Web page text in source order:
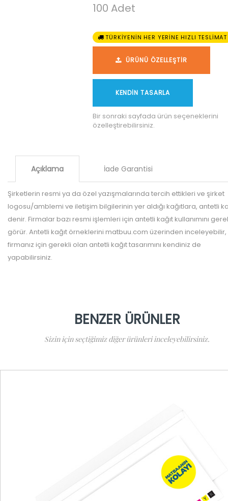
100 Adet
TÜRKİYENİN HER YERİNE HIZLI TESLİMAT
ÜRÜNÜ ÖZELLEŞTİR
KENDİN TASARLA
Bir sonraki sayfada ürün seçeneklerini
özelleştirebilirsiniz.
Açıklama İade Garantisi
Şirketlerin resmi ya da özel yazışmalarında tercih ettikleri ve şirket
logosu/amblemi ve iletişim bilgilerinin yer aldığı kağıtlara, antetli
denir. Firmalar bazı resmi işlemleri için antetli kağıt kullanımını
görür. Antetli kağıt örneklerini matbuu.com üzerinden inceleyebilir,
firmanız için gerekli olan antetli kağıt tasarımını kendiniz de
yapabilirsiniz.
BENZER ÜRÜNLER
Sizin için seçtiğimiz diğer ürünleri inceleyebilirsiniz.